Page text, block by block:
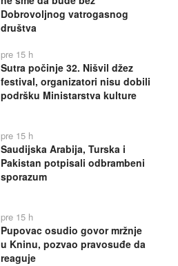
Dobrovoljnog vatrogasnog
društva
pre 15 h
Sutra počinje 32. Nišvil džez
festival, organizatori nisu dobili
podršku Ministarstva kulture
pre 15 h
Saudijska Arabija, Turska i
Pakistan potpisali odbrambeni
sporazum
pre 15 h
Pupovac osudio govor mržnje
u Kninu, pozvao pravosuđe da
reaguje